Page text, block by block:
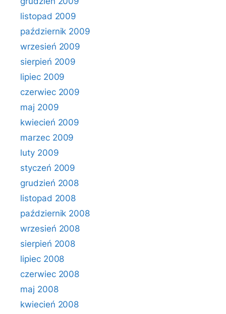
listopad 2009
październik 2009
wrzesień 2009
sierpień 2009
lipiec 2009
czerwiec 2009
maj 2009
kwiecień 2009
marzec 2009
luty 2009
styczeń 2009
grudzień 2008
listopad 2008
październik 2008
wrzesień 2008
sierpień 2008
lipiec 2008
czerwiec 2008
maj 2008
kwiecień 2008